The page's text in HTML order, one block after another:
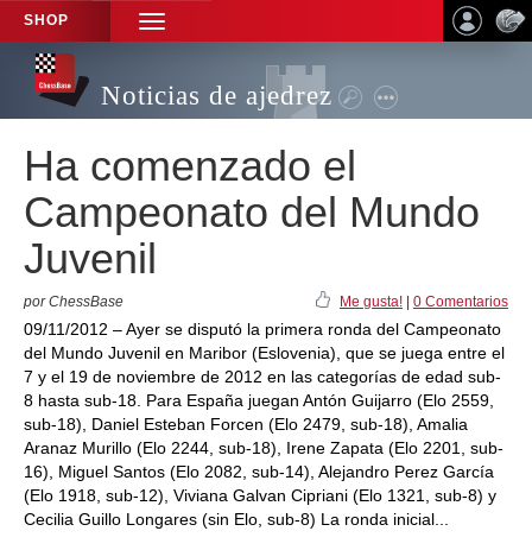
SHOP
TOGGLE
NAVIGATION
Noticias de ajedrez
Ha comenzado el
Campeonato del Mundo
Juvenil
por ChessBase Me gusta! 0 Comentarios
09/11/2012 – Ayer se disputó la primera ronda del Campeonato
del Mundo Juvenil en Maribor (Eslovenia), que se juega entre el
7 y el 19 de noviembre de 2012 en las categorías de edad sub-
8 hasta sub-18. Para España juegan Antón Guijarro (Elo 2559,
sub-18), Daniel Esteban Forcen (Elo 2479, sub-18), Amalia
Aranaz Murillo (Elo 2244, sub-18), Irene Zapata (Elo 2201, sub-
16), Miguel Santos (Elo 2082, sub-14), Alejandro Perez García
(Elo 1918, sub-12), Viviana Galvan Cipriani (Elo 1321, sub-8) y
Cecilia Guillo Longares (sin Elo, sub-8) La ronda inicial...